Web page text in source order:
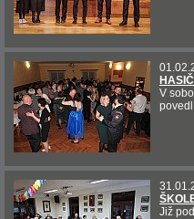
V
Již